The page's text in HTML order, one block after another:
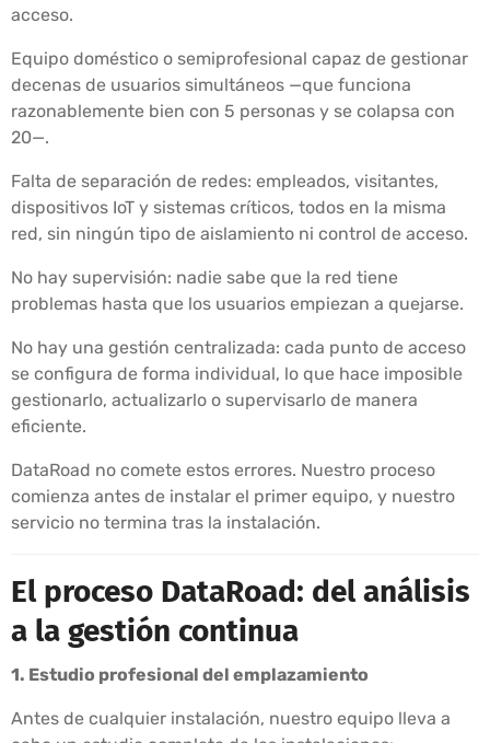
acceso.
Equipo doméstico o semiprofesional capaz de gestionar
decenas de usuarios simultáneos —que funciona
razonablemente bien con 5 personas y se colapsa con
20—.
Falta de separación de redes: empleados, visitantes,
dispositivos IoT y sistemas críticos, todos en la misma
red, sin ningún tipo de aislamiento ni control de acceso.
No hay supervisión: nadie sabe que la red tiene
problemas hasta que los usuarios empiezan a quejarse.
No hay una gestión centralizada: cada punto de acceso
se configura de forma individual, lo que hace imposible
gestionarlo, actualizarlo o supervisarlo de manera
eficiente.
DataRoad no comete estos errores. Nuestro proceso
comienza antes de instalar el primer equipo, y nuestro
servicio no termina tras la instalación.
El proceso DataRoad: del análisis
a la gestión continua
1. Estudio profesional del emplazamiento
Antes de cualquier instalación, nuestro equipo lleva a